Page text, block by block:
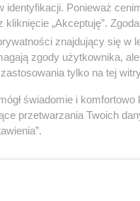
się wyczerpują,
Ukrainę; później
Ponieważ
„Akceptuję”.
znajdujący się w
zgody użytkownika,
tylko na tej
świadomie i
przetwarzania Twoich